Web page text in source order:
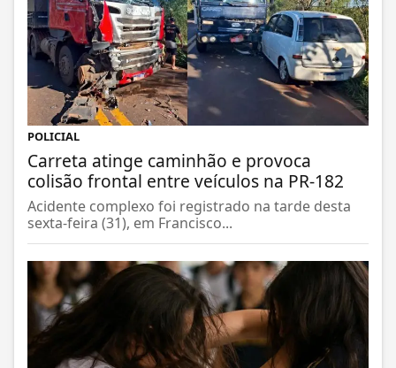
POLICIAL
Carreta atinge caminhão e provoca
colisão frontal entre veículos na PR-182
Acidente complexo foi registrado na tarde desta
sexta-feira (31), em Francisco...